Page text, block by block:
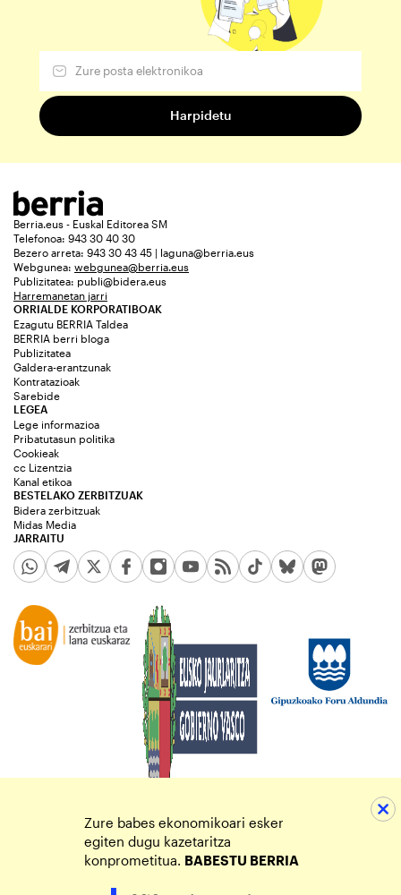
Berria.eus - Euskal Editorea SM
Telefonoa: 943 30 40 30
Bezero arreta: 943 30 43 45 | laguna@berria.eus
Webgunea: webgunea@berria.eus
Publizitatea: publi@bidera.eus
Harremanetan jarri
ORRIALDE KORPORATIBOAK
Ezagutu BERRIA Taldea
BERRIA berri bloga
Publizitatea
Galdera-erantzunak
Kontratazioak
Sarebide
JARRAITU
LEGEA
Lege informazioa
Pribatutasun politika
Cookieak
cc Lizentzia
Kanal etikoa
BESTELAKO ZERBITZUAK
Bidera zerbitzuak
Midas Media
Zure babes ekonomikoari esker
egiten dugu kazetaritza
konprometitua. BABESTU BERRIA